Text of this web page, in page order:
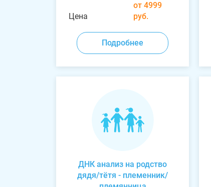
Цена
от 4999
руб.
Подробнее
ДНК анализ на родство
дядя/тётя - племенник/